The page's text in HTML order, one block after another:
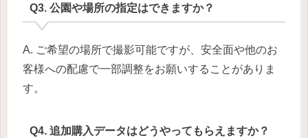
Q3. 公園や場所の指定はできますか？
A. ご希望の場所で撮影可能ですが、安全面や他のお
客様への配慮で一部調整をお願いすることがありま
す。
Q4. 追加購入データはどうやってもらえますか？